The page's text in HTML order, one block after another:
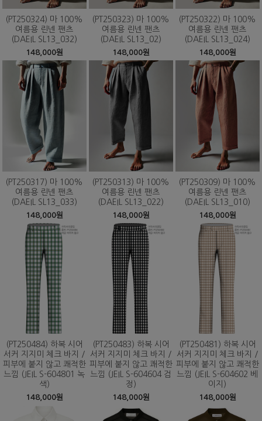
(PT250324) 마 100%
여름용 린넨 팬츠
(DAEIL SL13_032)
148,000원
(PT250323) 마 100%
여름용 린넨 팬츠
(DAEIL SL13_02)
148,000원
(PT250322) 마 100%
여름용 린넨 팬츠
(DAEIL SL13_024)
148,000원
(PT250317) 마 100%
여름용 린넨 팬츠
(DAEIL SL13_033)
148,000원
(PT250313) 마 100%
여름용 린넨 팬츠
(DAEIL SL13_022)
148,000원
(PT250309) 마 100%
여름용 린넨 팬츠
(DAEIL SL13_010)
148,000원
(PT250484) 하복 시어
서커 지지미 체크 바지 /
피부에 붙지 않고 쾌적한
느낌 (JEIL S-604801 녹
색)
148,000원
(PT250483) 하복 시어
서커 지지미 체크 바지 /
피부에 붙지 않고 쾌적한
느낌 (JEIL S-604604 검
정)
148,000원
(PT250481) 하복 시어
서커 지지미 체크 바지 /
피부에 붙지 않고 쾌적한
느낌 (JEIL S-604602 베
이지)
148,000원